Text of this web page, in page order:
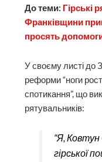
До теми: Гірські
Франківщини
просять
У своєму листі до
реформи “ноги
спотикання”, що
рятувальників:
“Я,
гірської